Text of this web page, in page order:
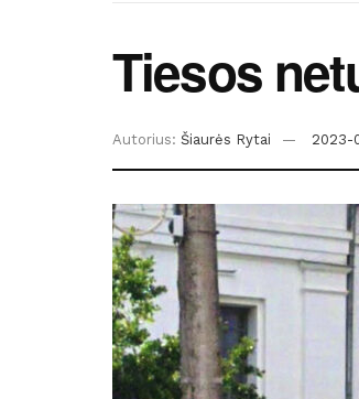
Tiesos
Autorius: Šiaurės Rytai 2023-